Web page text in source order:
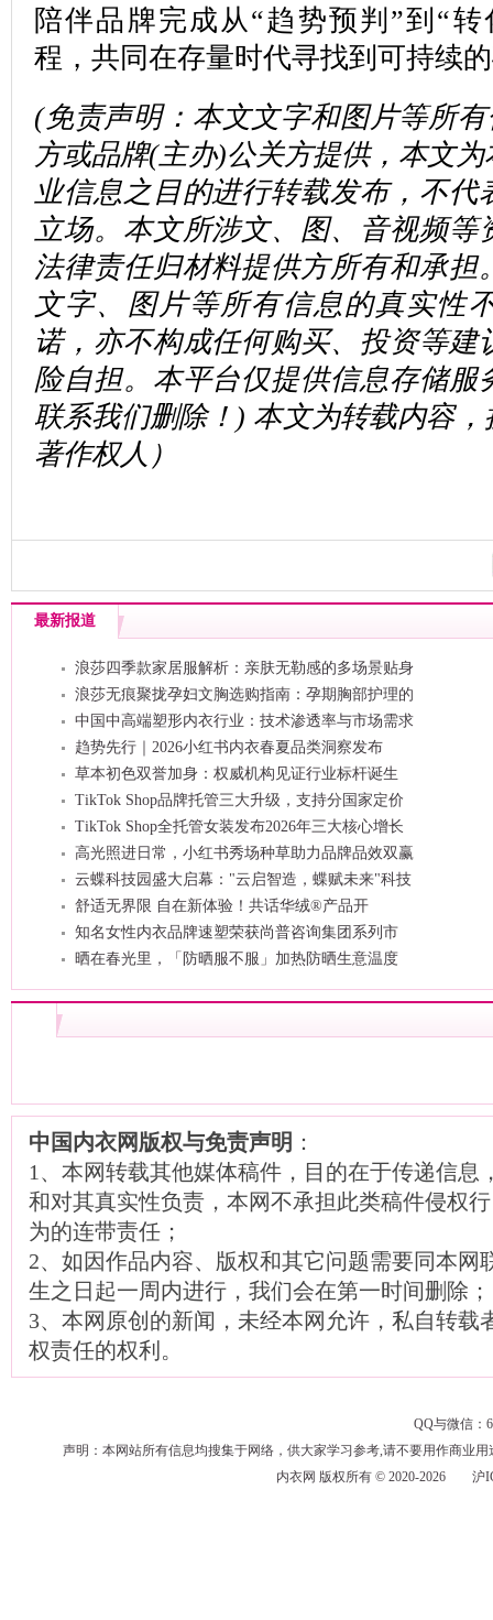
陪伴品牌完成从“趋势预判”到“
程，共同在存量时代寻找到可持续
(免责声明：本文文字和图片等所
方或品牌(主办)公关方提供，本文
业信息之目的进行转载发布，不代
立场。本文所涉文、图、音视频等
法律责任归材料提供方所有和承担
文字、图片等所有信息的真实性
诺，亦不构成任何购买、投资等建
险自担。本平台仅提供信息存储服
联系我们删除！) 本文为转载内容
著作权人）
最新报道
浪莎四季款家居服解析：亲肤无勒感的多场景贴身
浪莎无痕聚拢孕妇文胸选购指南：孕期胸部护理的
中国中高端塑形内衣行业：技术渗透率与市场需求
趋势先行｜2026小红书内衣春夏品类洞察发布
草本初色双誉加身：权威机构见证行业标杆诞生
TikTok Shop品牌托管三大升级，支持分国家定价
TikTok Shop全托管女装发布2026年三大核心增长
高光照进日常，小红书秀场种草助力品牌品效双赢
云蝶科技园盛大启幕："云启智造，蝶赋未来"科技
舒适无界限 自在新体验！共话华绒®产品开
知名女性内衣品牌速塑荣获尚普咨询集团系列市
晒在春光里，「防晒服不服」加热防晒生意温度
中国内衣网版权与免责声明 ：
1、本网转载其他媒体稿件，目的在于传递信息
和对其真实性负责，本网不承担此类稿件侵权行
为的连带责任；
2、如因作品内容、版权和其它问题需要同本网
生之日起一周内进行，我们会在第一时间删除；
3、本网原创的新闻，未经本网允许，私自转载
权责任的权利。
QQ与微信：
声明：本网站所有信息均搜集于网络，供大家学习参考,请不要用作商业
内衣网 版权所有 © 2020-2026 沪